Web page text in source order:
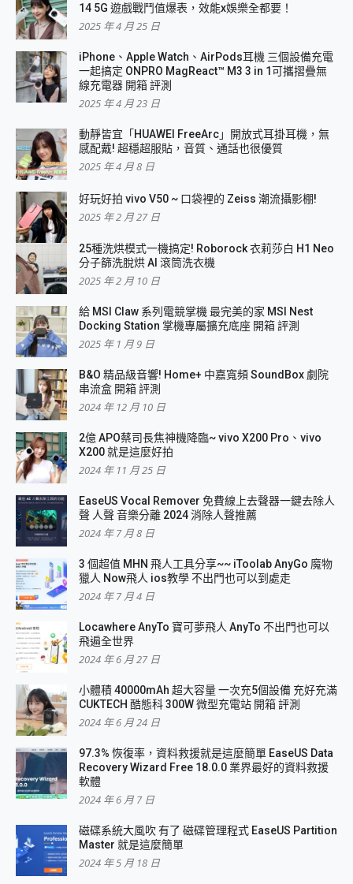
14 5G 遊戲戰鬥值爆表，效能x娛樂全都要！
2025 年 4 月 25 日
iPhone、Apple Watch、AirPods耳機 三個設備充電
一起搞定 ONPRO MagReact™ M3 3 in 1可攜摺疊無
線充電器 開箱 評測
2025 年 4 月 23 日
動靜皆宜「HUAWEI FreeArc」開放式耳掛耳機，無
感配戴! 超穩超服貼，音質、通話也很優質
2025 年 4 月 8 日
好玩好拍 vivo V50 ~ 口袋裡的 Zeiss 潮流攝影棚!
2025 年 2 月 27 日
25種洗烘模式一機搞定! Roborock 衣莉莎白 H1 Neo
分子篩洗脫烘 AI 滾筒洗衣機
2025 年 2 月 10 日
給 MSI Claw 系列電競掌機 最完美的家 MSI Nest
Docking Station 掌機專屬擴充底座 開箱 評測
2025 年 1 月 9 日
B&O 精品級音響! Home+ 中嘉寬頻 SoundBox 劇院
串流盒 開箱 評測
2024 年 12 月 10 日
2億 APO蔡司長焦神機降臨~ vivo X200 Pro、vivo
X200 就是這麼好拍
2024 年 11 月 25 日
EaseUS Vocal Remover 免費線上去聲器一鍵去除人
聲 人聲 音樂分離 2024 消除人聲推薦
2024 年 7 月 8 日
3 個超值 MHN 飛人工具分享~~ iToolab AnyGo 魔物
獵人 Now飛人 ios教學 不出門也可以到處走
2024 年 7 月 4 日
Locawhere AnyTo 寶可夢飛人 AnyTo 不出門也可以
飛遍全世界
2024 年 6 月 27 日
小體積 40000mAh 超大容量 一次充5個設備 充好充滿
CUKTECH 酷態科 300W 微型充電站 開箱 評測
2024 年 6 月 24 日
97.3% 恢復率，資料救援就是這麼簡單 EaseUS Data
Recovery Wizard Free 18.0.0 業界最好的資料救援
軟體
2024 年 6 月 7 日
磁碟系統大風吹 有了 磁碟管理程式 EaseUS Partition
Master 就是這麼簡單
2024 年 5 月 18 日